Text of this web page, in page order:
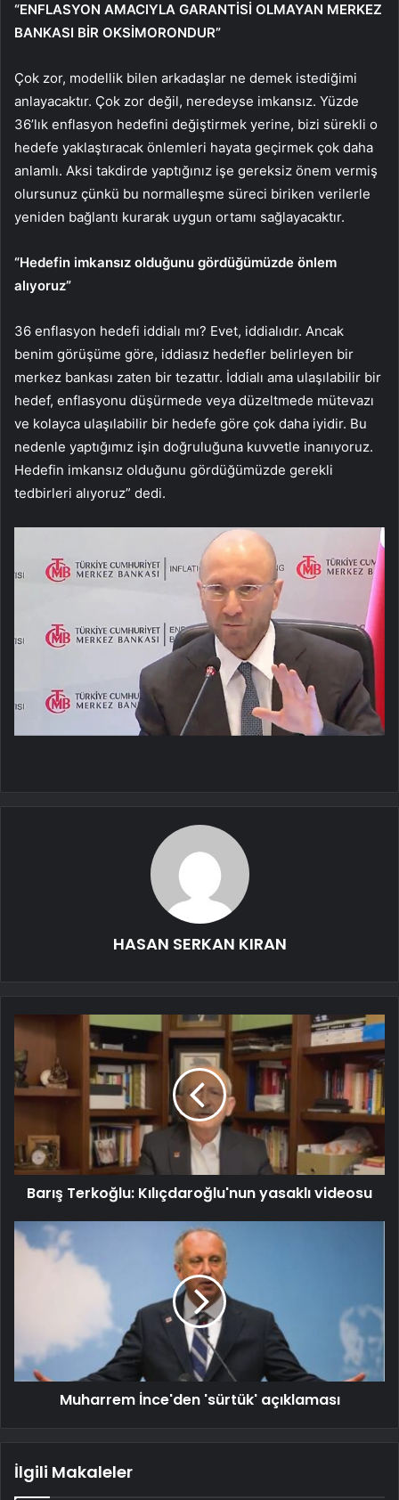
“ENFLASYON AMACIYLA GARANTİSİ OLMAYAN MERKEZ
BANKASI BİR OKSİMORONDUR”
Çok zor, modellik bilen arkadaşlar ne demek istediğimi
anlayacaktır. Çok zor değil, neredeyse imkansız. Yüzde
36’lık enflasyon hedefini değiştirmek yerine, bizi sürekli o
hedefe yaklaştıracak önlemleri hayata geçirmek çok daha
anlamlı. Aksi takdirde yaptığınız işe gereksiz önem vermiş
olursunuz çünkü bu normalleşme süreci biriken verilerle
yeniden bağlantı kurarak uygun ortamı sağlayacaktır.
“Hedefin imkansız olduğunu gördüğümüzde önlem
alıyoruz”
36 enflasyon hedefi iddialı mı? Evet, iddialıdır. Ancak
benim görüşüme göre, iddiasız hedefler belirleyen bir
merkez bankası zaten bir tezattır. İddialı ama ulaşılabilir bir
hedef, enflasyonu düşürmede veya düzeltmede mütevazı
ve kolayca ulaşılabilir bir hedefe göre çok daha iyidir. Bu
nedenle yaptığımız işin doğruluğuna kuvvetle inanıyoruz.
Hedefin imkansız olduğunu gördüğümüzde gerekli
tedbirleri alıyoruz” dedi.
HASAN SERKAN KIRAN
Barış Terkoğlu: Kılıçdaroğlu'nun yasaklı videosu
Muharrem İnce'den 'sürtük' açıklaması
İlgili Makaleler